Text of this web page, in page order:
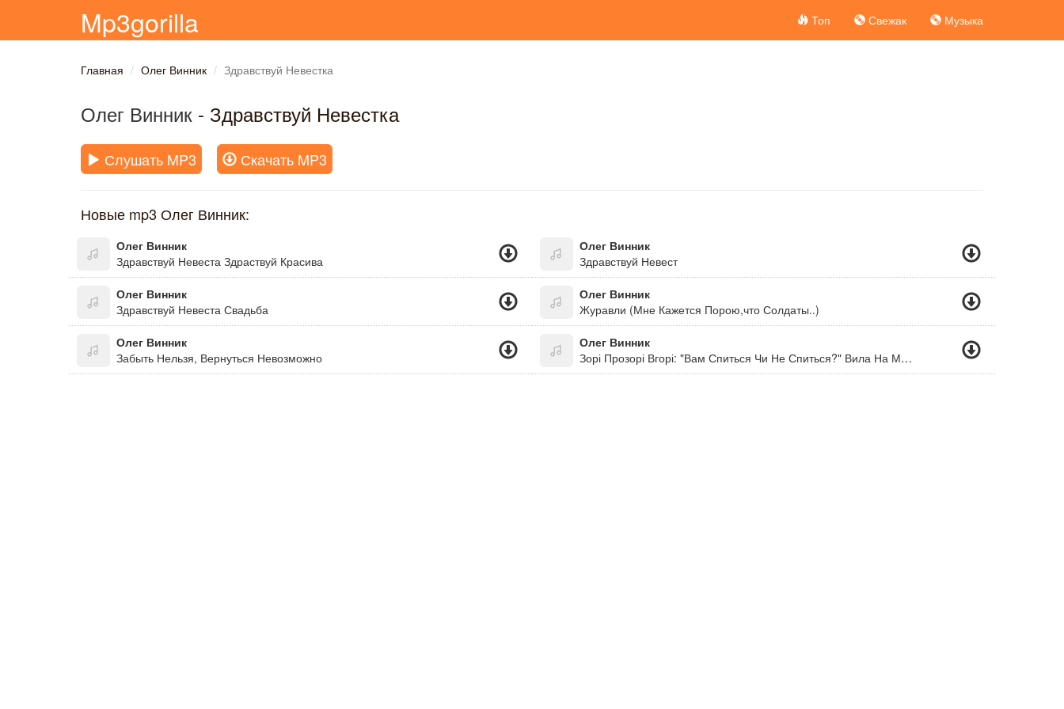
Mp3gorilla Топ Свежак Музыка
Главная Олег Винник Здравствуй Невестка
Олег Винник - Здравствуй Невестка
Слушать MP3 Скачать MP3
Новые mp3 Олег Винник:
Олег Винник
Здравствуй Невеста Здраствуй Красива
Олег Винник
Здравствуй Невест
Олег Винник
Здравствуй Невеста Свадьба
Олег Винник
Журавли (Мне Кажется Порою,что Солдаты..)
Олег Винник
Забыть Нельзя, Вернуться Невозможно
Олег Винник
Зорі Прозорі Вгорі: "Вам Спиться Чи Не Спиться?" Вила На Місяць Новий Молода Вовчиця. Вірила: Там, Угорі, Хтось Її Почує. Як Її Пахне Любов, Знову Вона Відчує.